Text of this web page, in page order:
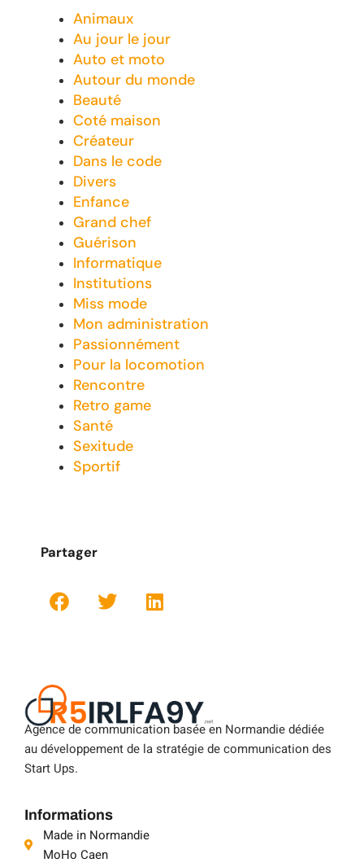
Animaux
Au jour le jour
Auto et moto
Autour du monde
Beauté
Coté maison
Créateur
Dans le code
Divers
Enfance
Grand chef
Guérison
Informatique
Institutions
Miss mode
Mon administration
Passionnément
Pour la locomotion
Rencontre
Retro game
Santé
Sexitude
Sportif
Partager
Agence de communication basée en Normandie dédiée
au développement de la stratégie de communication des
Start Ups.
Informations
Made in Normandie
MoHo Caen